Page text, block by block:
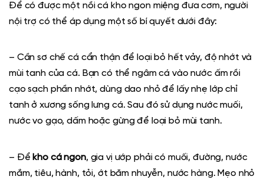
Để có được một nồi cá kho ngon miệng đưa cơm, người
nội trợ có thể áp dụng một số bí quyết dưới đây:
– Cần sơ chế cá cẩn thận để loại bỏ hết vảy, độ nhớt và
mùi tanh của cá. Bạn có thể ngâm cá vào nước ấm rồi
cạo sạch phần nhớt,dùng dao nhỏ để lấy nhẹ lớp chỉ
tanh ở xương sống lưng cá. Sau đó sử dụng nước muối,
nước vo gạo, dấm hoặc gừng để loại bỏ mùi tanh.
– Để kho cá ngon, gia vị ướp phải có muối, đường, nước
mắm, tiêu, hành, tỏi, ớt băm nhuyễn, nước hàng. Mẹo nhỏ